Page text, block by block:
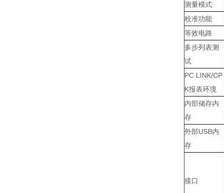
测量模式
校准功能
等效电路
多步列表测
试
PC LINK/CP
K报表环境
内部储存内
存
外部USB内
存
接口